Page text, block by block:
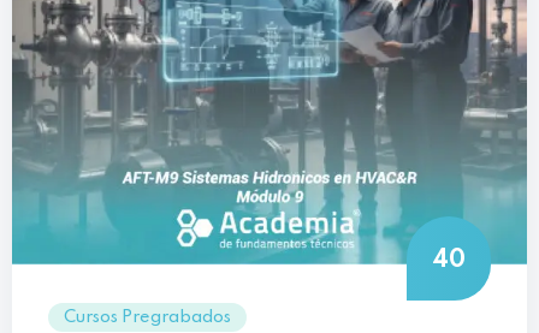
40
Cursos Pregrabados